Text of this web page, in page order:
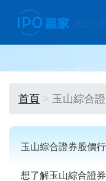
首頁 玉山綜合
玉山綜合證券股價
想了解玉山綜合證